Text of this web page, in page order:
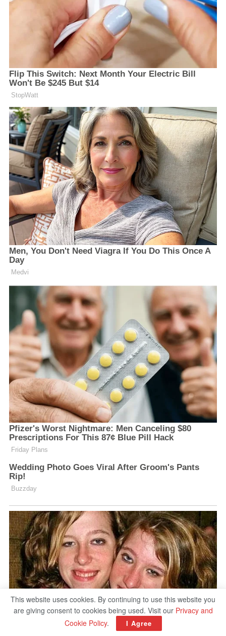
This website uses cookies. By continuing to use this website you
are giving consent to cookies being used. Visit our Privacy and
Cookie Policy. I Agree